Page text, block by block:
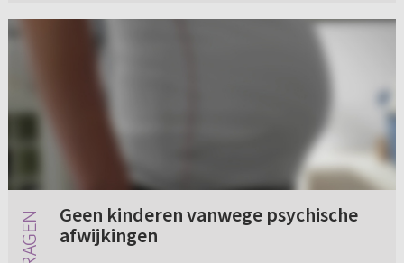
Geen kinderen vanwege psychische
afwijkingen